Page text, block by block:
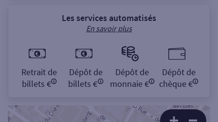
Les services automatisés
En savoir plus
Retrait de
billets €
Dépôt de
billets €
Dépôt de
monnaie €
Dépôt de
chèque €